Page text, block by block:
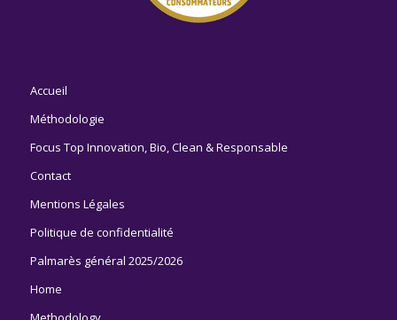
Accueil
Méthodologie
Focus Top Innovation, Bio, Clean & Responsable
Contact
Mentions Légales
Politique de confidentialité
Palmarès général 2025/2026
Home